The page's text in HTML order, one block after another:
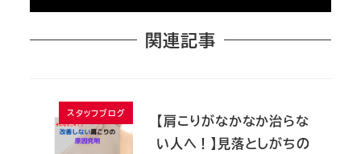
関連記事
スタッフブログ
【肩こりがなかなか治らな
い人へ！】見落としがちの